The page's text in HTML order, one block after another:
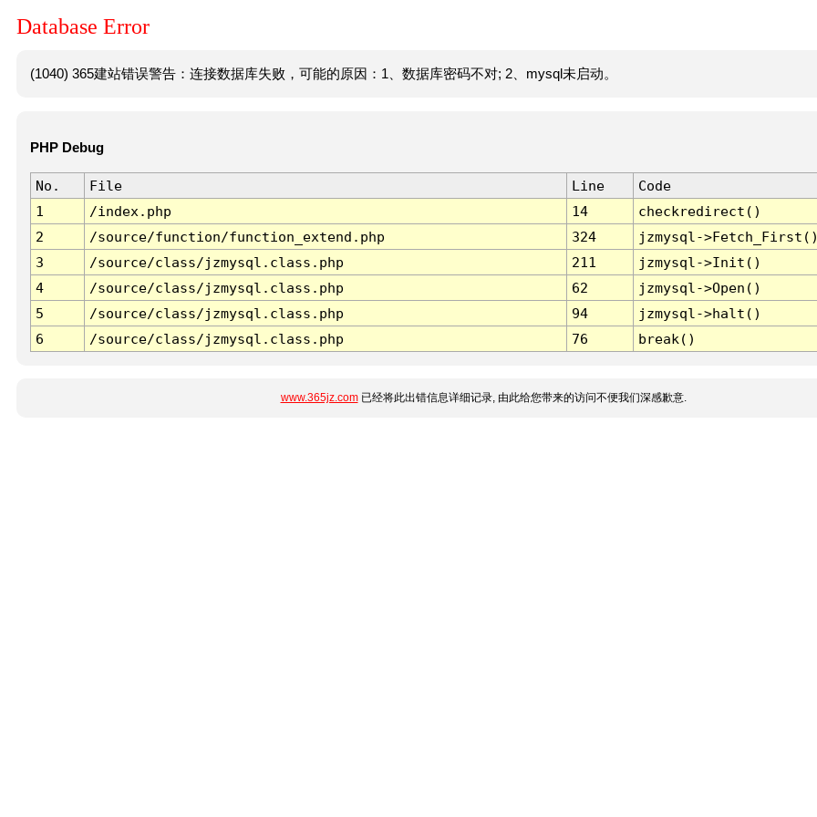
Database Error
(1040) 365建站错误警告：连接数据库失败，可能的原因：1、数据库密码不对; 2、mysql未启动。
PHP Debug
No. File Line
Code
1
/index.php 14
checkredirect()
2
/source/function/function_extend.php 324
jzmysql-
3
/source/class/jzmysql.class.php 211
jzmysql->Init()
4
/source/class/jzmysql.class.php 62
jzmysql->Open()
5
/source/class/jzmysql.class.php 94
jzmysql->halt()
6
/source/class/jzmysql.class.php 76 break()
www.365jz.com已经将此出错信息详细记录, 由此给您带来的访问不便我们深感歉意.